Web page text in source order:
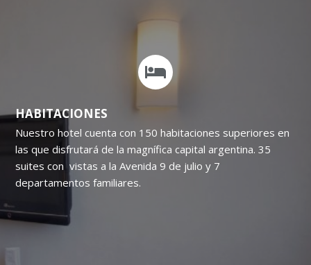
HABITACIONES
Nuestro hotel cuenta con 150 habitaciones superiores en
las que disfrutará de la magnífica capital argentina. 35
suites con vistas a la Avenida 9 de julio y 7
departamentos familiares.